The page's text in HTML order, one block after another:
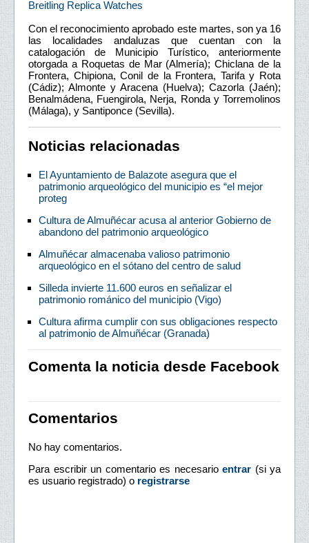
Breitling Replica Watches
Con el reconocimiento aprobado este martes, son ya 16
las localidades andaluzas que cuentan con la
catalogación de Municipio Turístico, anteriormente
otorgada a Roquetas de Mar (Almería); Chiclana de la
Frontera, Chipiona, Conil de la Frontera, Tarifa y Rota
(Cádiz); Almonte y Aracena (Huelva); Cazorla (Jaén);
Benalmádena, Fuengirola, Nerja, Ronda y Torremolinos
(Málaga), y Santiponce (Sevilla).
Noticias relacionadas
El Ayuntamiento de Balazote asegura que el
patrimonio arqueológico del municipio es “el mejor
proteg
Cultura de Almuñécar acusa al anterior Gobierno de
abandono del patrimonio arqueológico
Almuñécar almacenaba valioso patrimonio
arqueológico en el sótano del centro de salud
Silleda invierte 11.600 euros en señalizar el
patrimonio románico del municipio (Vigo)
Cultura afirma cumplir con sus obligaciones respecto
al patrimonio de Almuñécar (Granada)
Comenta la noticia desde Facebook
Comentarios
No hay comentarios.
Para escribir un comentario es necesario entrar (si ya
es usuario registrado) o registrarse